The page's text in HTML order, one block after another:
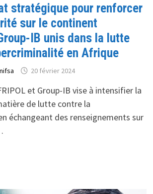
stratégique pour renforcer
sur le continent
IB unis dans la lutte
en Afrique
20 février 2024
et Group-IB vise à intensifier la
de lutte contre la
échangeant des renseignements sur